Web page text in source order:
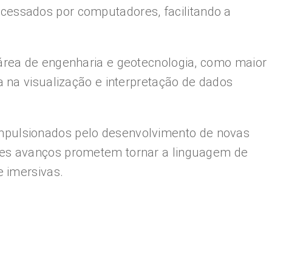
por computadores, facilitando a
de engenharia e geotecnologia, como maior
visualização e interpretação de dados
pelo desenvolvimento de novas
avanços prometem tornar a linguagem de
imersivas.